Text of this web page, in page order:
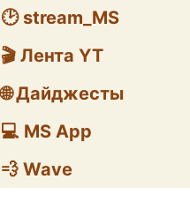
🕑 stream_MS
🎬 Лента YT
🌐 Дайджесты
💻 MS App
💨 Wave